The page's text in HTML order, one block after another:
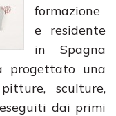
formazione
e residente
in Spagna
progettato una
sculture,
dai primi